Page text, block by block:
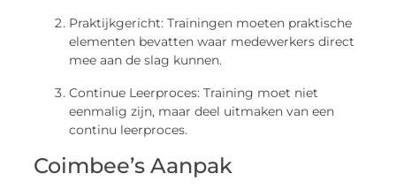
Praktijkgericht: Trainingen moeten praktische
elementen bevatten waar medewerkers direct
mee aan de slag kunnen.
Continue Leerproces: Training moet niet
eenmalig zijn, maar deel uitmaken van een
continu leerproces.
Coimbee’s Aanpak